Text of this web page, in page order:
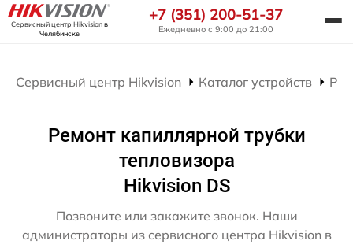
Сервисный центр Hikvisionв
Челябинске
+7 (351) 200-51-37
Ежедневно с 9:00 до 21:00
Сервисный центр Hikvision Каталог устройств
Ремонт капиллярной трубки
тепловизора
Hikvision DS
Позвоните или закажите звонок. Наши
администраторы из сервисного центра Hikvision в